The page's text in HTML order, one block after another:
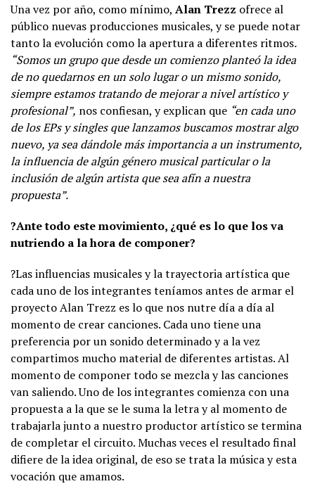
Una vez por año, como mínimo, Alan Trezz ofrece al
público nuevas producciones musicales, y se puede notar
tanto la evolución como la apertura a diferentes ritmos.
“Somos un grupo que desde un comienzo planteó la idea
de no quedarnos en un solo lugar o un mismo sonido,
siempre estamos tratando de mejorar a nivel artístico y
profesional”, nos confiesan, y explican que “en cada uno
de los EPs y singles que lanzamos buscamos mostrar algo
nuevo, ya sea dándole más importancia a un instrumento,
la influencia de algún género musical particular o la
inclusión de algún artista que sea afín a nuestra
propuesta”.
?Ante todo este movimiento, ¿qué es lo que los va
nutriendo a la hora de componer?
?Las influencias musicales y la trayectoria artística que
cada uno de los integrantes teníamos antes de armar el
proyecto Alan Trezz es lo que nos nutre día a día al
momento de crear canciones. Cada uno tiene una
preferencia por un sonido determinado y a la vez
compartimos mucho material de diferentes artistas. Al
momento de componer todo se mezcla y las canciones
van saliendo. Uno de los integrantes comienza con una
propuesta a la que se le suma la letra y al momento de
trabajarla junto a nuestro productor artístico se termina
de completar el circuito. Muchas veces el resultado final
difiere de la idea original, de eso se trata la música y esta
vocación que amamos.